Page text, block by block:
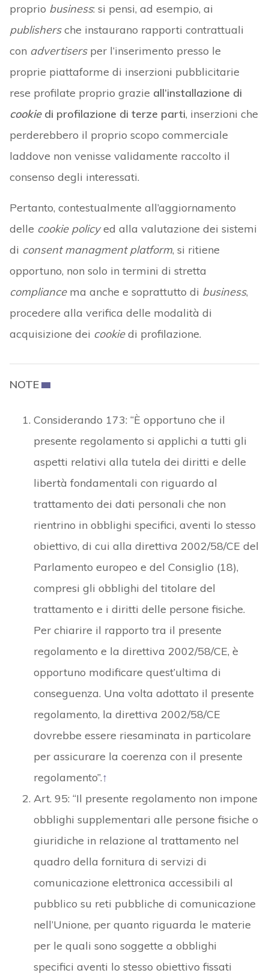
proprio business: si pensi, ad esempio, ai
publishersche instaurano rapporti contrattuali
con advertisers per l’inserimento presso le
proprie piattaforme di inserzioni pubblicitarie
rese profilate proprio grazie all’installazione di
cookie di profilazione di terze parti, inserzioni che
perderebbero il proprio scopo commerciale
laddove non venisse validamente raccolto il
consenso degli interessati.
Pertanto, contestualmente all’aggiornamento
delle cookie policyed alla valutazione dei sistemi
di consent managment platform, si ritiene
opportuno, non solo in termini di stretta
compliance ma anche e soprattutto di business,
procedere alla verifica delle modalità di
acquisizione dei cookiedi profilazione.
NOTE
Considerando 173: “È opportuno che il
presente regolamento si applichi a tutti gli
aspetti relativi alla tutela dei diritti e delle
libertà fondamentali con riguardo al
trattamento dei dati personali che non
rientrino in obblighi specifici, aventi lo stesso
obiettivo, di cui alla direttiva 2002/58/CE del
Parlamento europeo e del Consiglio (18),
compresi gli obblighi del titolare del
trattamento e i diritti delle persone fisiche.
Per chiarire il rapporto tra il presente
regolamento e la direttiva 2002/58/CE, è
opportuno modificare quest’ultima di
conseguenza. Una volta adottato il presente
regolamento, la direttiva 2002/58/CE
dovrebbe essere riesaminata in particolare
per assicurare la coerenza con il presente
regolamento”.↑
Art. 95: “Il presente regolamento non impone
obblighi supplementari alle persone fisiche o
giuridiche in relazione al trattamento nel
quadro della fornitura di servizi di
comunicazione elettronica accessibili al
pubblico su reti pubbliche di comunicazione
nell’Unione, per quanto riguarda le materie
per le quali sono soggette a obblighi
specifici aventi lo stesso obiettivo fissati